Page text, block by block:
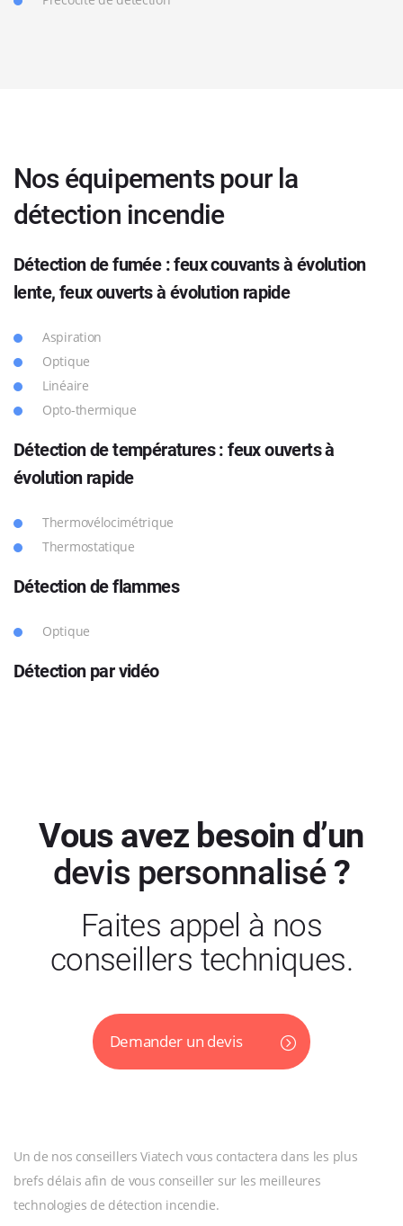
Nos équipements pour la
détection incendie
Détection de fumée : feuxcouvants à évolution
lente, feux ouverts à évolution rapide
Aspiration
Optique
Linéaire
Opto-thermique
Détection de températures : feux ouverts à
évolution rapide
Thermovélocimétrique
Thermostatique
Détection de flammes
Optique
Détection par vidéo
Vous avez besoin d’un
devis personnalisé?
Faites appel à nos
conseillers techniques.
Demander un devis
Un de nos conseillers Viatech vous contactera dans les plus
brefs délais afin de vous conseiller sur les meilleures
technologies de détection incendie.